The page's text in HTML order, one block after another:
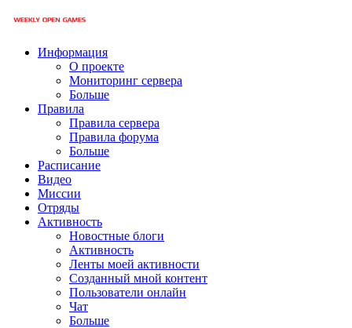
Информация
О проекте
Мониторинг сервера
Больше
Правила
Правила сервера
Правила форума
Больше
Расписание
Видео
Миссии
Отряды
Активность
Новостные блоги
Активность
Ленты моей активности
Созданный мной контент
Пользователи онлайн
Чат
Больше